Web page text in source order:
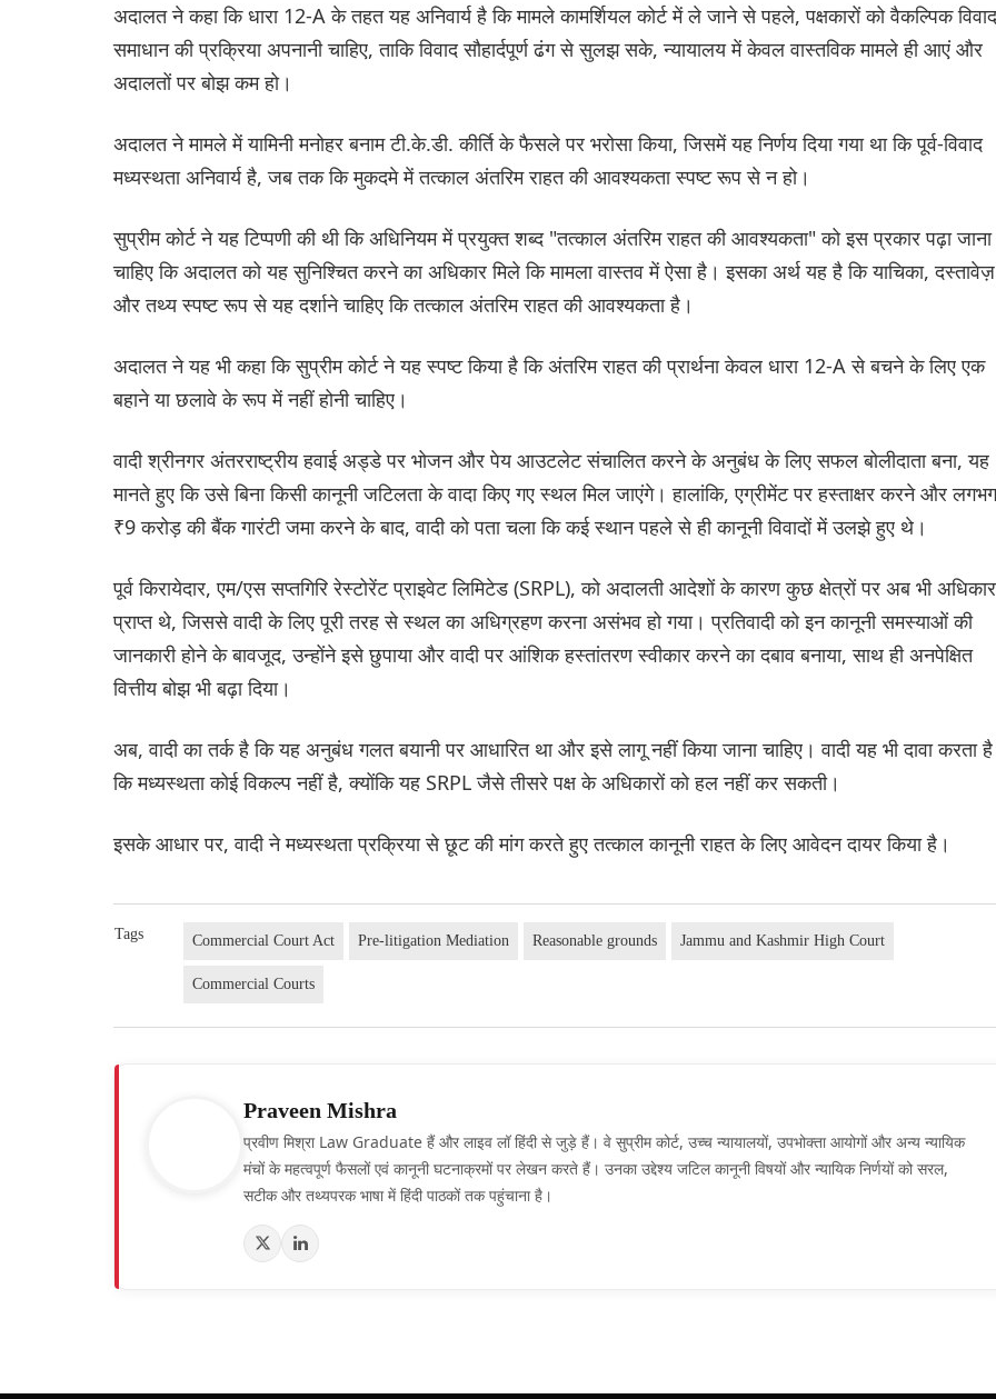
अदालत ने कहा कि धारा 12-A के तहत यह अनिवार्य है कि मामले कामर्शियल कोर्ट में ले जाने से पहले, पक्षकारों को वैकल्पिक विवाद
समाधान की प्रक्रिया अपनानी चाहिए, ताकि विवाद सौहार्दपूर्ण ढंग से सुलझ सके, न्यायालय में केवल वास्तविक मामले ही आएं और
अदालतों पर बोझ कम हो।
अदालत ने मामले में यामिनी मनोहर बनाम टी.के.डी. कीर्ति के फैसले पर भरोसा किया, जिसमें यह निर्णय दिया गया था कि पूर्व-विवाद
मध्यस्थता अनिवार्य है, जब तक कि मुकदमे में तत्काल अंतरिम राहत की आवश्यकता स्पष्ट रूप से न हो।
सुप्रीम कोर्ट ने यह टिप्पणी की थी कि अधिनियम में प्रयुक्त शब्द "तत्काल अंतरिम राहत की आवश्यकता" को इस प्रकार पढ़ा जाना
चाहिए कि अदालत को यह सुनिश्चित करने का अधिकार मिले कि मामला वास्तव में ऐसा है। इसका अर्थ यह है कि याचिका, दस्तावेज़
और तथ्य स्पष्ट रूप से यह दर्शाने चाहिए कि तत्काल अंतरिम राहत की आवश्यकता है।
अदालत ने यह भी कहा कि सुप्रीम कोर्ट ने यह स्पष्ट किया है कि अंतरिम राहत की प्रार्थना केवल धारा 12-A से बचने के लिए एक
बहाने या छलावे के रूप में नहीं होनी चाहिए।
वादी श्रीनगर अंतरराष्ट्रीय हवाई अड्डे पर भोजन और पेय आउटलेट संचालित करने के अनुबंध के लिए सफल बोलीदाता बना, यह
मानते हुए कि उसे बिना किसी कानूनी जटिलता के वादा किए गए स्थल मिल जाएंगे। हालांकि, एग्रीमेंट पर हस्ताक्षर करने और लगभग
₹9 करोड़ की बैंक गारंटी जमा करने के बाद, वादी को पता चला कि कई स्थान पहले से ही कानूनी विवादों में उलझे हुए थे।
पूर्व किरायेदार, एम/एस सप्तगिरि रेस्टोरेंट प्राइवेट लिमिटेड (SRPL), को अदालती आदेशों के कारण कुछ क्षेत्रों पर अब भी अधिकार
प्राप्त थे, जिससे वादी के लिए पूरी तरह से स्थल का अधिग्रहण करना असंभव हो गया। प्रतिवादी को इन कानूनी समस्याओं की
जानकारी होने के बावजूद, उन्होंने इसे छुपाया और वादी पर आंशिक हस्तांतरण स्वीकार करने का दबाव बनाया, साथ ही अनपेक्षित
वित्तीय बोझ भी बढ़ा दिया।
अब, वादी का तर्क है कि यह अनुबंध गलत बयानी पर आधारित था और इसे लागू नहीं किया जाना चाहिए। वादी यह भी दावा करता है
कि मध्यस्थता कोई विकल्प नहीं है, क्योंकि यह SRPL जैसे तीसरे पक्ष के अधिकारों को हल नहीं कर सकती।
इसके आधार पर, वादी ने मध्यस्थता प्रक्रिया से छूट की मांग करते हुए तत्काल कानूनी राहत के लिए आवेदन दायर किया है।
Tags Commercial Court Act Pre-litigation Mediation Reasonable grounds Jammu and Kashmir High Court
Commercial Courts
Praveen Mishra
प्रवीण मिश्रा Law Graduate हैं और लाइव लॉ हिंदी से जुड़े हैं। वे सुप्रीम कोर्ट, उच्च न्यायालयों, उपभोक्ता आयोगों और अन्य न्यायिक
मंचों के महत्वपूर्ण फैसलों एवं कानूनी घटनाक्रमों पर लेखन करते हैं। उनका उद्देश्य जटिल कानूनी विषयों और न्यायिक निर्णयों को सरल,
सटीक और तथ्यपरक भाषा में हिंदी पाठकों तक पहुंचाना है।